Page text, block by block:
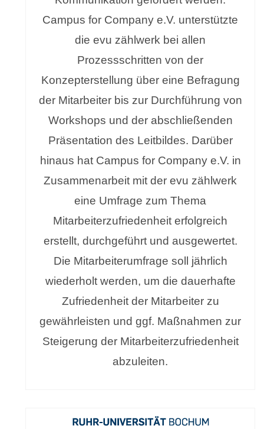
Campus for Company e.V. unterstützte
die evu zählwerk bei allen
Prozessschritten von der
Konzepterstellung über eine Befragung
der Mitarbeiter bis zur Durchführung von
Workshops und der abschließenden
Präsentation des Leitbildes. Darüber
hinaus hat Campus for Company e.V. in
Zusammenarbeit mit der evu zählwerk
eine Umfrage zum Thema
Mitarbeiterzufriedenheit erfolgreich
erstellt, durchgeführt und ausgewertet.
Die Mitarbeiterumfrage soll jährlich
wiederholt werden, um die dauerhafte
Zufriedenheit der Mitarbeiter zu
gewährleisten und ggf. Maßnahmen zur
Steigerung der Mitarbeiterzufriedenheit
abzuleiten.